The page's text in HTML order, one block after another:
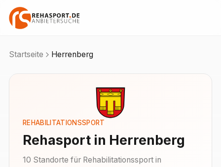
Startseite Herrenberg
REHABILITATIONSSPORT
Rehasport in Herrenberg
10 Standorte für Rehabilitationssport in